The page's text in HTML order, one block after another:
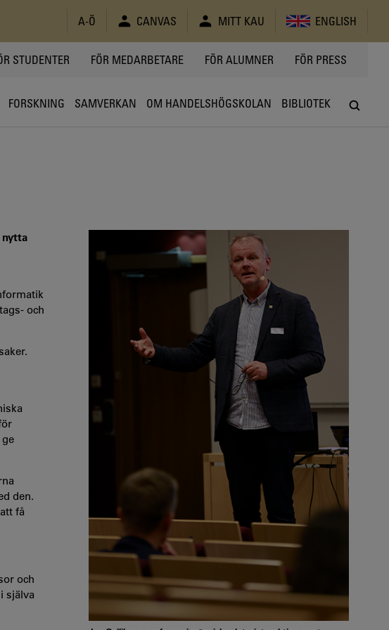
A-Ö CANVAS MITT KAU ENGLISH
STUDENTER FÖR MEDARBETARE FÖR ALUMNER FÖR PRESS
FORSKNING SAMVERKAN OM HANDELSHÖGSKOLAN BIBLIOTEK
nytta
och
den.
få
och
själva